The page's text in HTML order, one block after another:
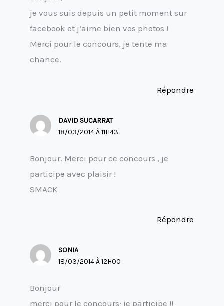
je vous suis depuis un petit moment sur
facebook et j’aime bien vos photos !
Merci pour le concours, je tente ma
chance.
Répondre
DAVID SUCARRAT
18/03/2014 À 11H43
Bonjour. Merci pour ce concours , je
participe avec plaisir !
SMACK
Répondre
SONIA
18/03/2014 À 12H00
Bonjour
merci pour le concours; je participe !!